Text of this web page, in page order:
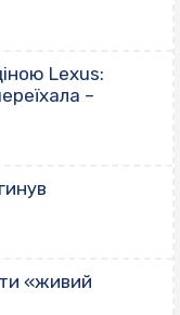
Lexus:
–
«живий